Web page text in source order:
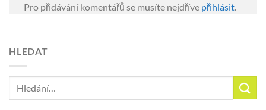
Pro přidávání komentářů se musíte nejdříve přihlásit
HLEDAT